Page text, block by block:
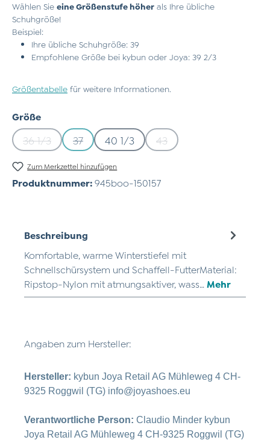
Wählen Sie eine Größenstufe höher als Ihre übliche
Schuhgröße!
Beispiel:
Ihre übliche Schuhgröße: 39
Empfohlene Größe bei kybun oder Joya: 39 2/3
Größentabelle für weitere Informationen.
Größeauswählen
36 1/3(Diese Option ist zurzeit nicht verfügbar.)
37(Diese Option ist zurzeit nicht verfügbar.)
40 1/3 43(Diese Option ist zurzeit
Zum Merkzettel hinzufügen
Produktnummer: 945boo-150157
Beschreibung
Komfortable, warme Winterstiefel mit
Schnellschürsystem und Schaffell-FutterMaterial:
Ripstop-Nylon mit atmungsaktiver, wass… Mehr
Angaben zum Hersteller:
Hersteller: kybun Joya Retail AG Mühleweg 4 CH-
9325 Roggwil (TG) info@joyashoes.eu
Verantwortliche Person: Claudio Minder kybun
Joya Retail AG Mühleweg 4 CH-9325 Roggwil (TG)